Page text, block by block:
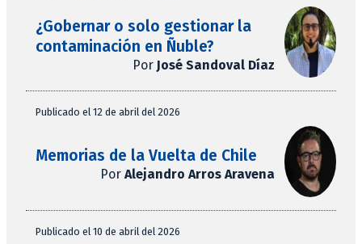
¿Gobernar o solo gestionar la
contaminación en Ñuble?
Por José Sandoval Díaz
Publicado el 12 de abril del 2026
Memorias de la Vuelta de Chile
Por Alejandro Arros Aravena
Publicado el 10 de abril del 2026